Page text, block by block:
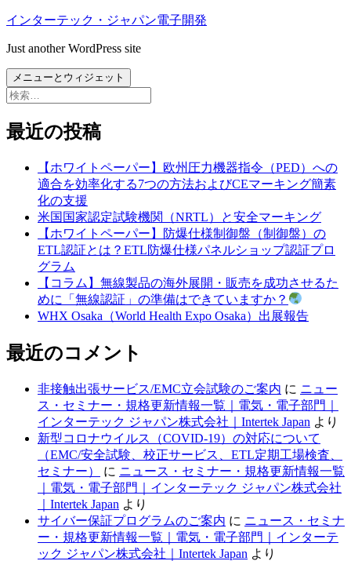
コ
テ
ン
ツ
へ
キ
インターテック・ジャパン電子開発
Just another WordPress site
メニューとウィジェット
検
最近の投稿
【ホワイトペーパー】欧州圧力機器指令（PED）への
適合を効率化する7つの方法およびCEマーキング簡素
化の支援
米国国家認定試験機関（NRTL）と安全マーキング
【ホワイトペーパー】防爆仕様制御盤（制御盤）の
ETL認証とは？ETL防爆仕様パネルショップ認証プロ
グラム
【コラム】無線製品の海外展開・販売を成功させるた
めに「無線認証」の準備はできていますか？
WHX Osaka（World Health Expo Osaka）出展報告
最近のコメント
非接触出張サービス/EMC立会試験のご案内 に ニュー
ス・セミナー・規格更新情報一覧｜電気・電子部門｜
インターテック ジャパン株式会社｜Intertek Japan より
新型コロナウイルス（COVID-19）の対応について
（EMC/安全試験、校正サービス、ETL定期工場検査、
セミナー）
に ニュース・セミナー・規格更新情報一覧
｜電気・電子部門｜インターテック ジャパン株式会社
｜Intertek Japan より
サイバー保証プログラムのご案内 に ニュース・セミナ
ー・規格更新情報一覧｜電気・電子部門｜インターテ
ック ジャパン株式会社｜Intertek Japan より